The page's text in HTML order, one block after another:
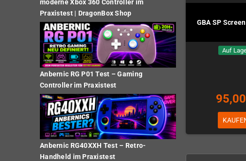
moderne Xbox 360 Controller im
Praxistest | DragonBox Shop
Anbernic RG P01 Test – Gaming
Controller im Praxistest
Anbernic RG40XXH Test – Retro-
Handheld im Praxistest
GBA SP
Auf